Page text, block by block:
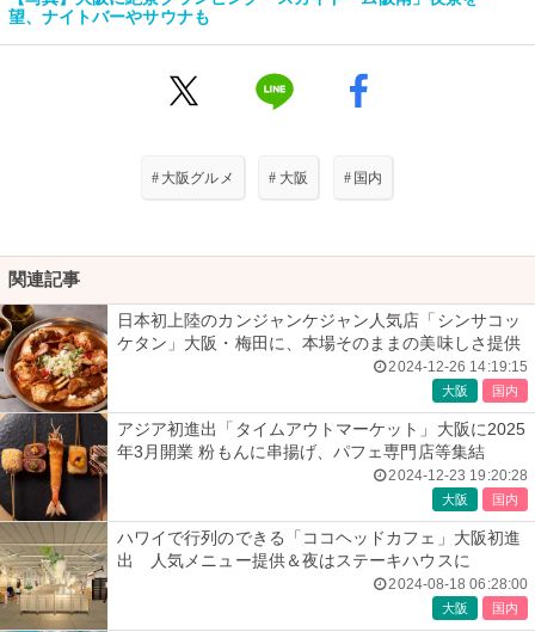
望、ナイトバーやサウナも
# 大阪グルメ # 大阪 # 国内
関連記事
日本初上陸のカンジャンケジャン人気店「シンサコッ
ケタン」大阪・梅田に、本場そのままの美味しさ提供
2024-12-26 14:19:15
大阪 国内
アジア初進出「タイムアウトマーケット」大阪に2025
年3月開業 粉もんに串揚げ、パフェ専門店等集結
2024-12-23 19:20:28
大阪 国内
ハワイで行列のできる「ココヘッドカフェ」大阪初進
出 人気メニュー提供＆夜はステーキハウスに
2024-08-18 06:28:00
大阪 国内